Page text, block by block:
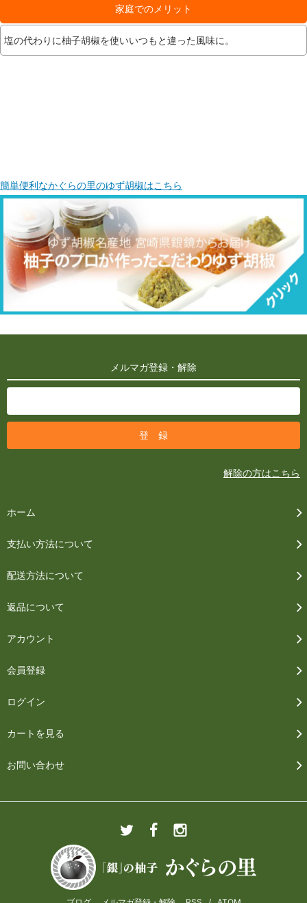
家庭でのメリット
塩の代わりに柚子胡椒を使いいつもと違った風味に。
簡単便利なかぐらの里のゆず胡椒はこちら
メルマガ登録・解除
解除の方はこちら
ホーム
支払い方法について
配送方法について
返品について
アカウント
会員登録
ログイン
カートを見る
お問い合わせ